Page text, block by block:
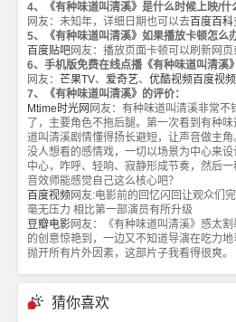
4、《有种味道叫清溪》是什么时候上映/什
网友：未知年，详细日期也可以去百度百科
5、《有种味道叫清溪》如果播放卡顿怎么
百度贴吧网友：播放页面卡顿可以刷新网页
6、手机版免费在线点播《有种味道叫清溪
网友： 芒果TV、 爱奇艺、 优酷视频 百度视频
7、《有种味道叫清溪》的评价：
Mtime时光网 网友：有种味道叫清溪非常
了，主要角色不拖后腿。第一次看到有种
道叫清溪剧情懂得扬长避短，让声音做主
没人想看的感情戏，一切以场景为中心来
中心，咋呼、轻响、寂静形成节奏，然后
音效师能感觉自己这么核心吧？
百度视频 网友:电影前的回忆闪回让观众们
毫无压力 相比第一部演员有所升级
豆瓣电影网友：《有种味道叫清溪》感太
的创意惊艳到，一边又不知道导演在吃力地
抛开所有片外因素，这部片子我看得很爽。
猜你喜欢